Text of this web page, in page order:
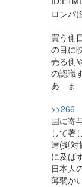
ロンパ
買う側
の目に
売る側
の認識
あ ま
>>266
国に寄
して著
達(挺対
に及ばず
日本人
薄弱が